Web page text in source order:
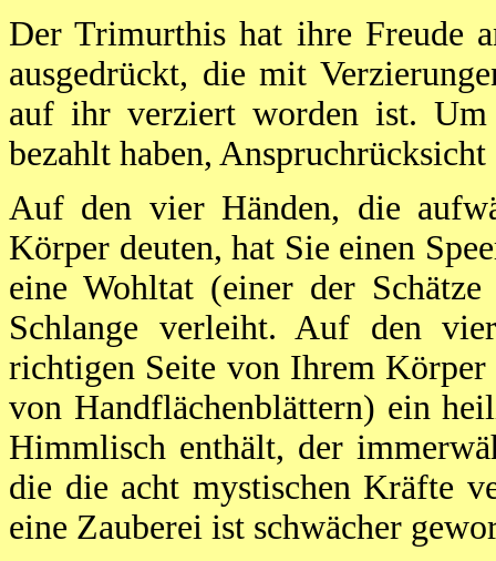
Der Trimurthis hat ihre Freude
ausgedrückt, die mit
auf ihr verziert worden ist.
bezahlt haben,
Auf den vier Händen, die
Körper deuten, hat Sie einen
eine Wohltat (einer der
Schlange verleiht. Auf den
richtigen Seite von Ihrem
von Handflächenblättern) ein
Himmlisch enthält, der
die die acht mystischen Kräfte
eine Zauberei ist schwächer